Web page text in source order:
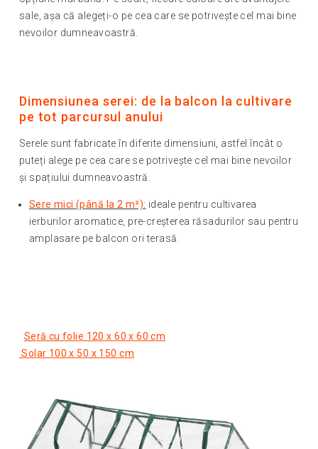
sale, așa că alegeți-o pe cea care se potrivește cel mai bine
nevoilor dumneavoastră.
Dimensiunea serei: de la balcon la cultivare
pe tot parcursul anului
Serele sunt fabricate în diferite dimensiuni, astfel încât o
puteți alege pe cea care se potrivește cel mai bine nevoilor
și spațiului dumneavoastră.
Sere mici (până la 2 m²): ideale pentru cultivarea
ierburilor aromatice, pre-creșterea răsadurilor sau pentru
amplasare pe balcon ori terasă.
Seră cu folie 120 x 60 x 60 cm
Solar 100 x 50 x 150 cm